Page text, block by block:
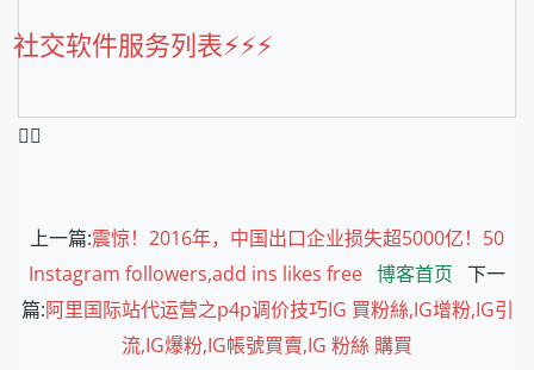
社交软件服务列表⚡️⚡️⚡️
❤️‍🔥
上一篇:震惊！2016年，中国出口企业损失超5000亿！50
Instagram followers,add ins likes free 博客首页 下一
篇:阿里国际站代运营之p4p调价技巧IG 買粉絲,IG增粉,IG引
流,IG爆粉,IG帳號買賣,IG 粉絲 購買